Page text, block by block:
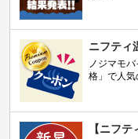
ニフティ
ノジマモ
格」で人気
【ニフ